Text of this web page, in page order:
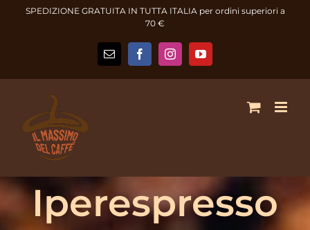
SPEDIZIONE GRATUITA IN TUTTA ITALIA per ordini superiori a
70 €
Email FacebookInstagramYouTube
Iperespresso